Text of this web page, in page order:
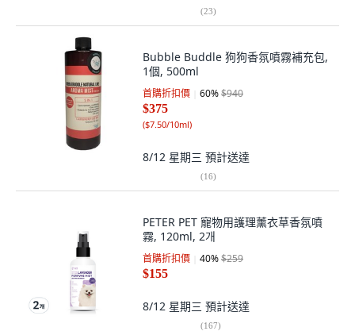
(23)
Bubble Buddle 狗狗香氛噴霧補充包,
1個, 500ml
首購折扣價 60%$940
$375
($7.50/10ml)
8/12 星期三 預計送達
(16)
PETER PET 寵物用護理薰衣草香氛噴
霧, 120ml, 2개
首購折扣價 40%$259
$155
8/12 星期三 預計送達
(167)